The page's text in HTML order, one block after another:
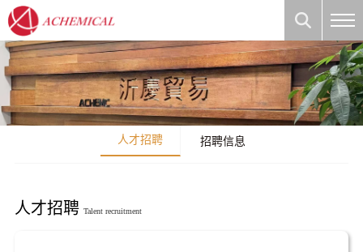
人才招聘 招聘信息
人才招聘 Talent recruitment